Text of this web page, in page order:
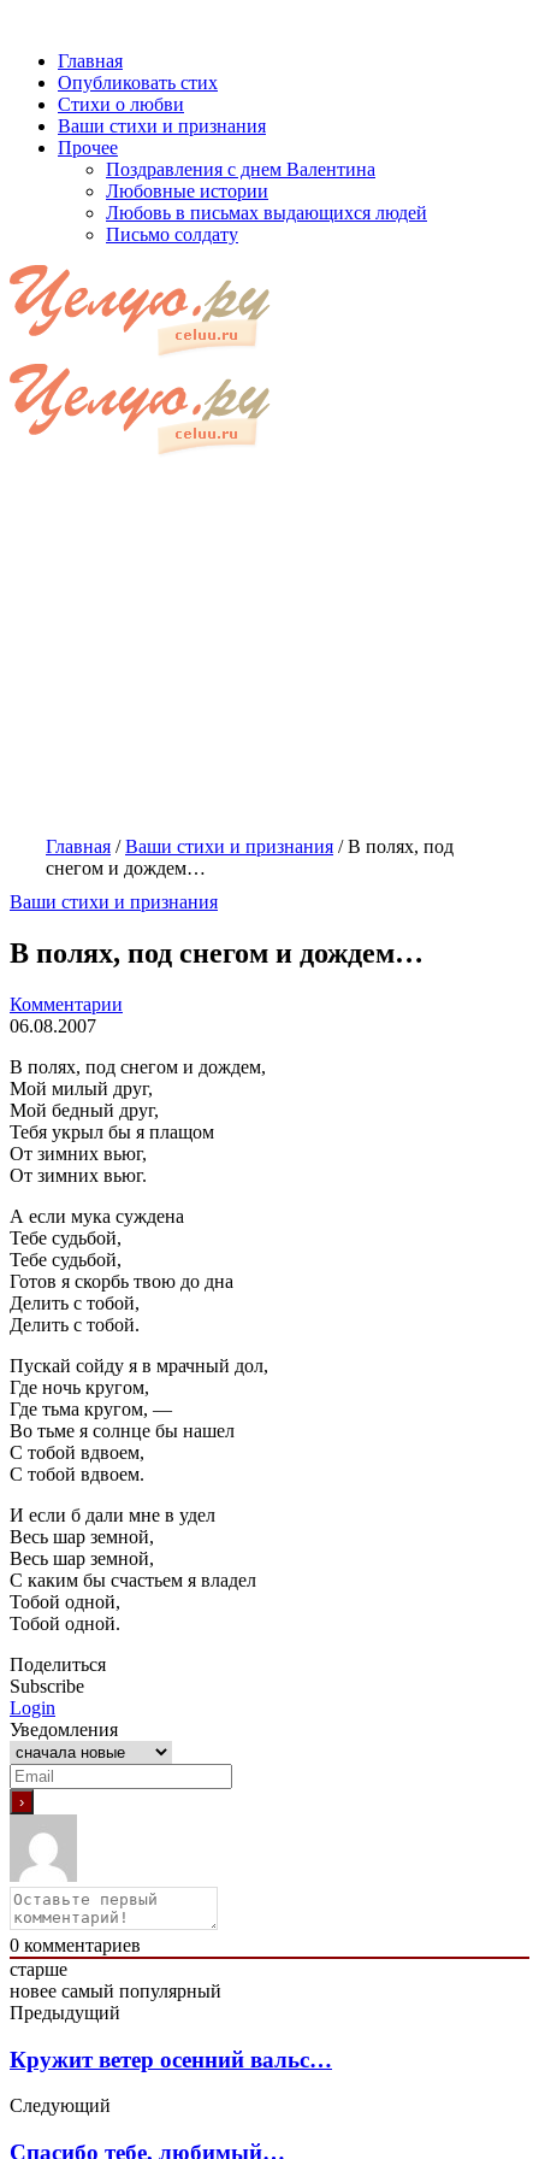
Главная
Опубликовать стих
Стихи о любви
Ваши стихи и признания
Прочее
Поздравления с днем Валентина
Любовные истории
Любовь в письмах выдающихся людей
Письмо солдату
Главная /Ваши стихи и признания /В полях, под
снегом и дождем…
Ваши стихи и признания
В полях, под снегом и дождем…
Комментарии
06.08.2007
В полях, под снегом и дождем,
Мой милый друг,
Мой бедный друг,
Тебя укрыл бы я плащом
От зимних вьюг,
От зимних вьюг.
А если мука суждена
Тебе судьбой,
Тебе судьбой,
Готов я скорбь твою до дна
Делить с тобой,
Делить с тобой.
Пускай сойду я в мрачный дол,
Где ночь кругом,
Где тьма кругом, —
Во тьме я солнце бы нашел
С тобой вдвоем,
С тобой вдвоем.
И если б дали мне в удел
Весь шар земной,
Весь шар земной,
С каким бы счастьем я владел
Тобой одной,
Тобой одной.
Поделиться
Subscribe
Login
Уведомления
0 комментариев
старше
новее самый популярный
Предыдущий
Кружит ветер осенний вальс…
Следующий
Спасибо тебе, любимый…